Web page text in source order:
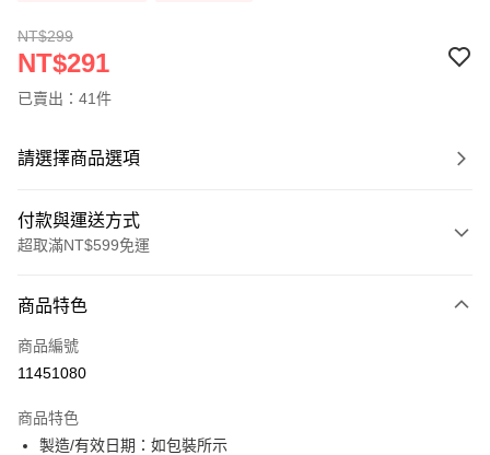
NT$299
NT$291
已賣出：41件
請選擇商品選項
付款與運送方式
超取滿NT$599免運
信用卡一次付款
超商取貨付款
Apple Pay
商品特色
商品編號
11451080
商品特色
製造/有效日期：如包裝所示